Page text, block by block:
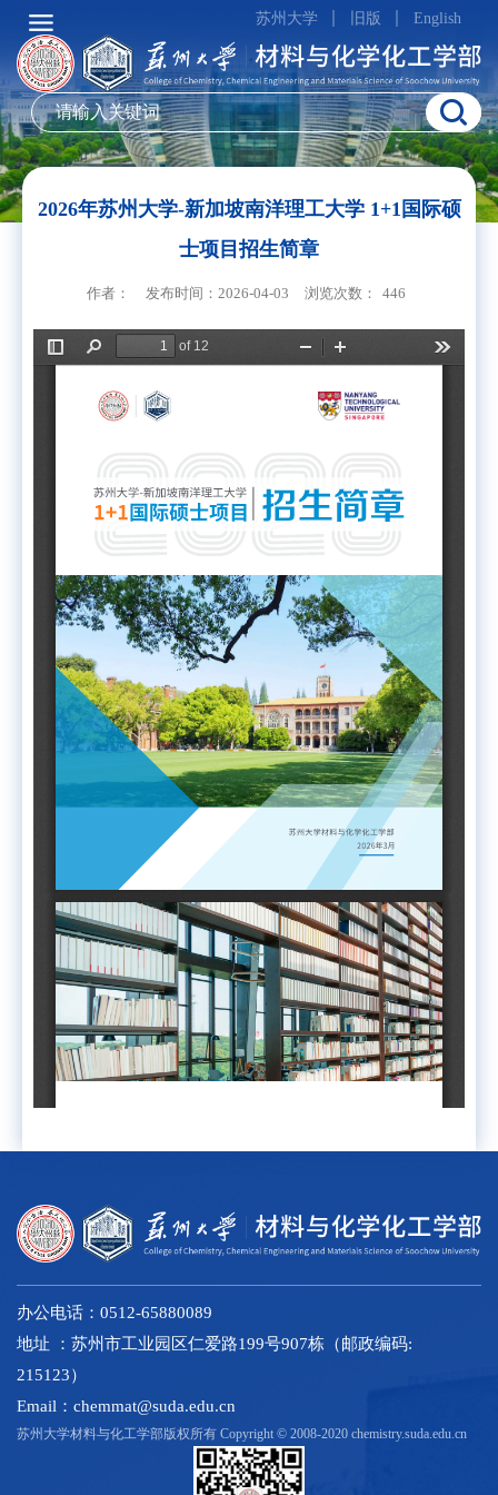
苏州大学 旧版 English
2026年苏州大学-新加坡南洋理工大学 1+1国际硕
士项目招生简章
作者： 发布时间：2026-04-03 浏览次数： 446
办公电话：0512-65880089
地址 ：苏州市工业园区仁爱路199号907栋（邮政编码:
215123）
Email：chemmat@suda.edu.cn
苏州大学材料与化工学部版权所有 Copyright © 2008-2020 chemistry.suda.edu.cn